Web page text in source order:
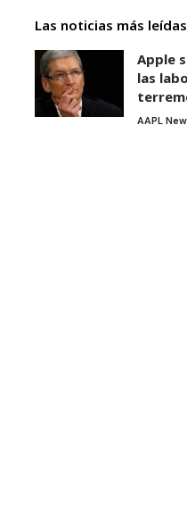
Las noticias más leídas
Apple
las
AAPL